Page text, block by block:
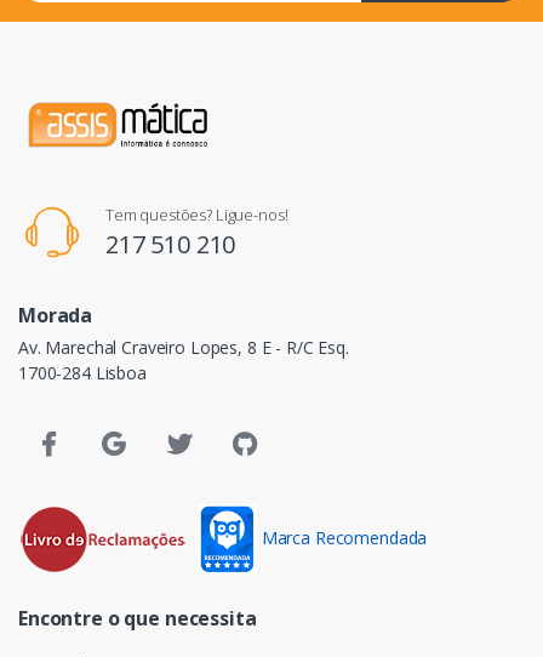
Tem questões? Ligue-nos!
217 510 210
Morada
Av. Marechal Craveiro Lopes, 8 E - R/C Esq.
1700-284 Lisboa
Marca Recomendada
Encontre o que necessita